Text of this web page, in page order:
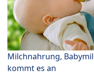
Milchnahrung,
kommt es an